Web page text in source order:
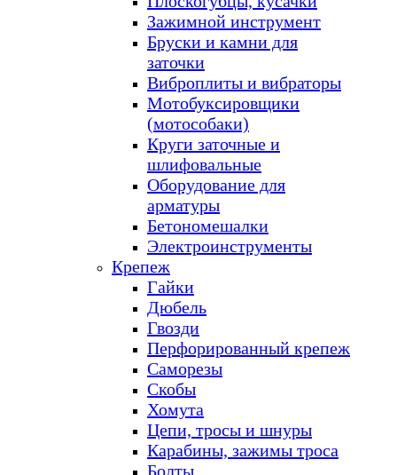
Зажимной инструмент
Бруски и камни для
заточки
Виброплиты и вибраторы
Мотобуксировщики
(мотособаки)
Круги заточные и
шлифовальные
Оборудование для
арматуры
Бетономешалки
Электроинструменты
Крепеж
Гайки
Дюбель
Гвозди
Перфорированный крепеж
Саморезы
Скобы
Хомута
Цепи, тросы и шнуры
Карабины, зажимы троса
Болты